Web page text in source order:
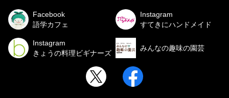
Facebook
語学カフェ
Instagram
すてきにハンドメイド
Instagram
きょうの料理ビギナーズ
みんなの趣味の園芸